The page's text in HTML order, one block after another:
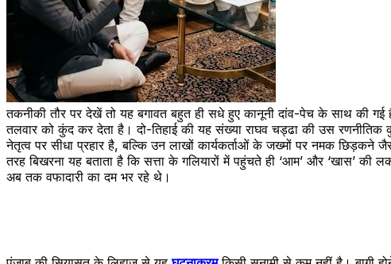
तकनीकी तौर पर देखें तो यह बगावत बहुत ही सधे हुए कानूनी दांव-पेच के साथ की
तलवार को कुंद कर देता है। दो-तिहाई की यह संख्या राघव चड्ढा की उस
नेतृत्व पर सीधा प्रहार है, बल्कि उन लाखों कार्यकर्ताओं के जख्मों पर नमक छिड़कने
तरह बिखरना यह बताता है कि सत्ता के गलियारों में पहुंचते ही ‘आम’ और ‘खास’
अब तक वफादारी का दम भर रहे थे।